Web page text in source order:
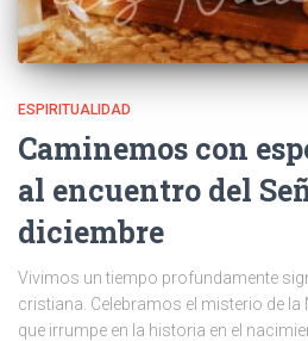
ESPIRITUALIDAD
Caminemos con
al encuentro del
diciembre
Vivimos un tiempo profundamente
cristiana. Celebramos el misterio de la
que irrumpe en la historia en el